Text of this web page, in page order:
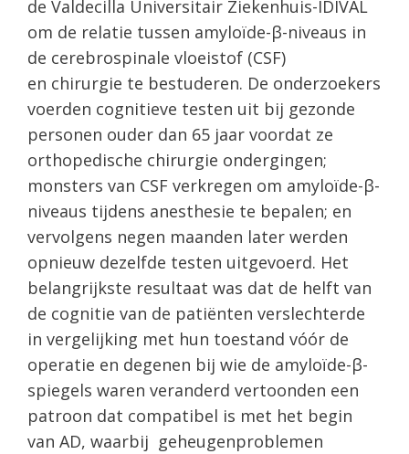
de Valdecilla Universitair Ziekenhuis-IDIVAL
om de relatie tussen amyloïde-β-niveaus in
de cerebrospinale vloeistof (CSF)
en chirurgie te bestuderen. De onderzoekers
voerden cognitieve testen uit bij gezonde
personen ouder dan 65 jaar voordat ze
orthopedische chirurgie ondergingen;
monsters van CSF verkregen om amyloïde-β-
niveaus tijdens anesthesie te bepalen; en
vervolgens negen maanden later werden
opnieuw dezelfde testen uitgevoerd. Het
belangrijkste resultaat was dat de helft van
de cognitie van de patiënten verslechterde
in vergelijking met hun toestand vóór de
operatie en degenen bij wie de amyloïde-β-
spiegels waren veranderd vertoonden een
patroon dat compatibel is met het begin
van AD, waarbij geheugenproblemen